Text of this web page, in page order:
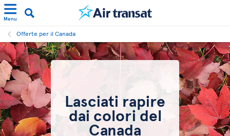
Menu
Offerte per il Canada
Lasciati rapire
dai colori del
Canada